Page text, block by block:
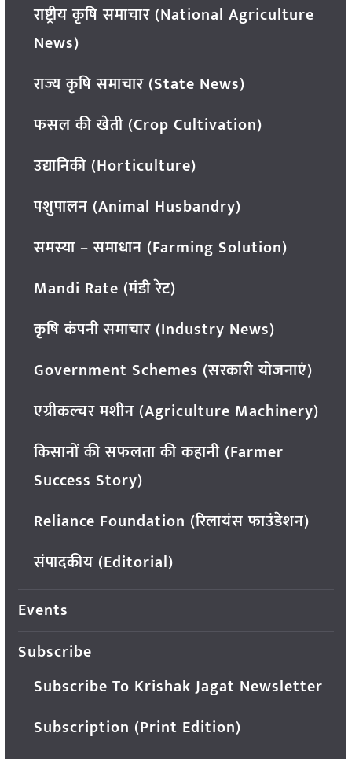
राष्ट्रीय कृषि समाचार (National Agriculture
News)
राज्य कृषि समाचार (State News)
फसल की खेती (Crop Cultivation)
उद्यानिकी (Horticulture)
पशुपालन (Animal Husbandry)
समस्या – समाधान (Farming Solution)
Mandi Rate (मंडी रेट)
कृषि कंपनी समाचार (Industry News)
Government Schemes (सरकारी योजनाएं)
एग्रीकल्चर मशीन (Agriculture Machinery)
किसानों की सफलता की कहानी (Farmer
Success Story)
Reliance Foundation (रिलायंस फाउंडेशन)
संपादकीय (Editorial)
Events
Subscribe
Subscribe To Krishak Jagat Newsletter
Subscription (Print Edition)